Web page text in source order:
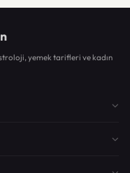
yemek tarifleri ve kadın